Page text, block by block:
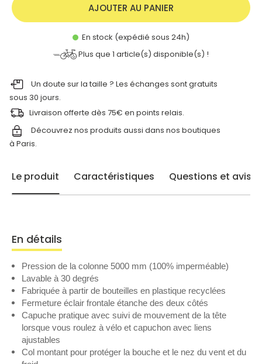
AJOUTER AU PANIER
En stock (expédié sous 24h)
Plus que 1 article(s) disponible(s) !
Un doute sur la taille ? Les échanges sont gratuits
sous 30 jours.
Livraison offerte dès 75€ en points relais.
Découvrez nos produits aussi dans nos boutiques
à Paris.
Le produit Caractéristiques Questions et avis
En détails
Pression de la colonne 5000 mm (100% imperméable)
Lavable à 30 degrés
Fabriquée à partir de bouteilles en plastique recyclées
Fermeture éclair frontale étanche des deux côtés
Capuche pratique avec suivi de mouvement de la tête
lorsque vous roulez à vélo et capuchon avec liens
ajustables
Col montant pour protéger la bouche et le nez du vent et du